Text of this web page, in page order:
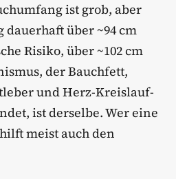
ist grob, aber
über ~94 cm
Risiko, über ~102 cm
der Bauchfett,
und Herz-Kreislauf-
ist derselbe. Wer eine
meist auch den